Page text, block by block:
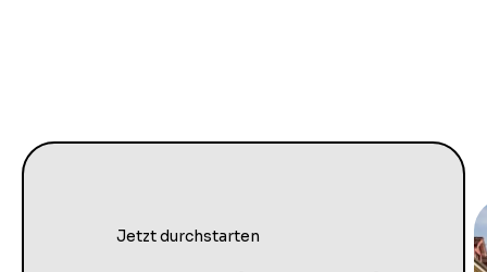
Jetzt durchstarten